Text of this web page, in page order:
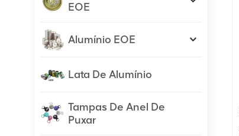
EOE
Alumínio EOE
Lata De Alumínio
Tampas De Anel De
Puxar